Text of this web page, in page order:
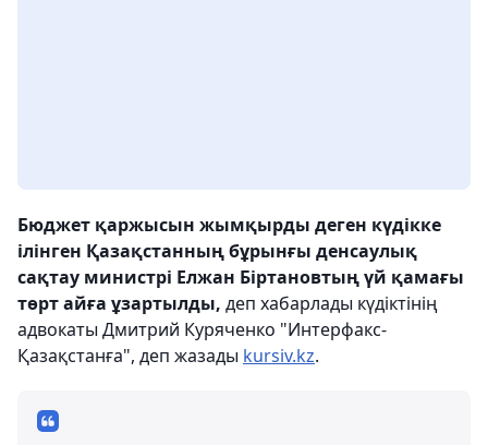
Бюджет қаржысын жымқырды деген күдікке
ілінген Қазақстанның бұрынғы денсаулық
сақтау министрі Елжан Біртановтың үй қамағы
төрт айға ұзартылды, деп хабарлады күдіктінің
адвокаты Дмитрий Куряченко "Интерфакс-
Қазақстанға", деп жазады kursiv.kz.